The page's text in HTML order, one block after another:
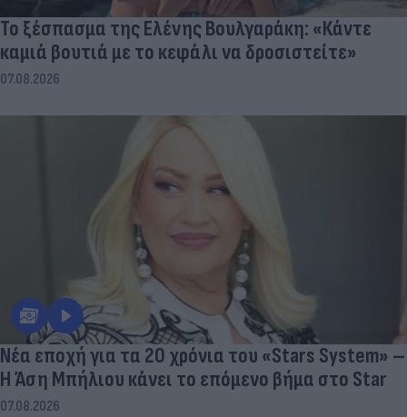
Το ξέσπασμα της Ελένης Βουλγαράκη: «Κάντε
καμιά βουτιά με το κεφάλι να δροσιστείτε»
07.08.2026
Νέα εποχή για τα 20 χρόνια του «Stars System» –
Η Άση Μπήλιου κάνει το επόμενο βήμα στο Star
07.08.2026